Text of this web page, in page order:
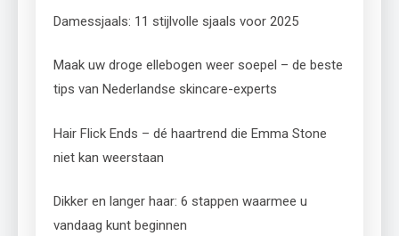
Damessjaals: 11 stijlvolle sjaals voor 2025
Maak uw droge ellebogen weer soepel – de beste
tips van Nederlandse skincare-experts
Hair Flick Ends – dé haartrend die Emma Stone
niet kan weerstaan
Dikker en langer haar: 6 stappen waarmee u
vandaag kunt beginnen